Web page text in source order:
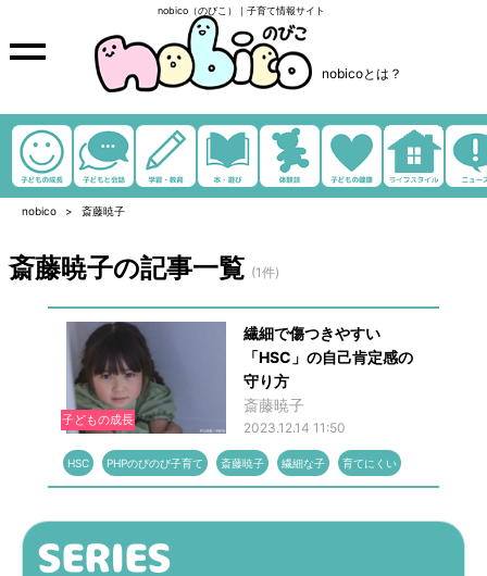
nobico（のびこ）｜子育て情報サイト
nobicoとは？
nobico 斎藤暁子
斎藤暁子の記事一覧 (1件)
子どもの成長
繊細で傷つきやすい
「HSC」の自己肯定感の
守り方
斎藤暁子
2023.12.14 11:50
HSC PHPのびのび子育て 斎藤暁子 繊細な子 育てにくい